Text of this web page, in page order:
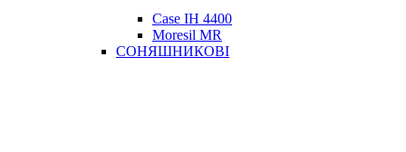
Case IH 4400
Moresil MR
СОНЯШНИКОВІ